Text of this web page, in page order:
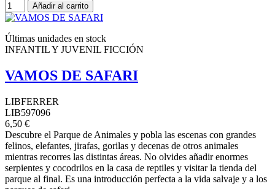
Añadir al carrito
Últimas unidades en stock
INFANTIL Y JUVENIL FICCIÓN
VAMOS DE SAFARI
LIBFERRER
LIB597096
6,50 €
Descubre el Parque de Animales y pobla las escenas con grandes
felinos, elefantes, jirafas, gorilas y decenas de otros animales
mientras recorres las distintas áreas. No olvides añadir enormes
serpientes y cocodrilos en la casa de reptiles y visitar la tienda del
parque al final. Es una introducción perfecta a la vida salvaje y a los